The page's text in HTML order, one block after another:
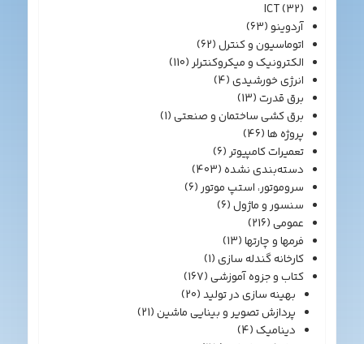
ICT(32)
آردوینو(63)
اتوماسیون و کنترل(62)
الکترونیک و میکروکنترلر(110)
انرژی خورشیدی(4)
برق قدرت(13)
برق کشی ساختمان و صنعتی(1)
پروژه ها(46)
تعمیرات کامپیوتر(6)
دسته‌بندی نشده(403)
سروموتور، استپ موتور(6)
سنسور و ماژول(6)
عمومی(216)
فرمها و چارتها(13)
کارخانه گندله سازی(1)
کتاب و جزوه آموزشی(167)
بهینه سازی در تولید(20)
پردازش تصویر و بینایی ماشین(21)
دینامیک(4)